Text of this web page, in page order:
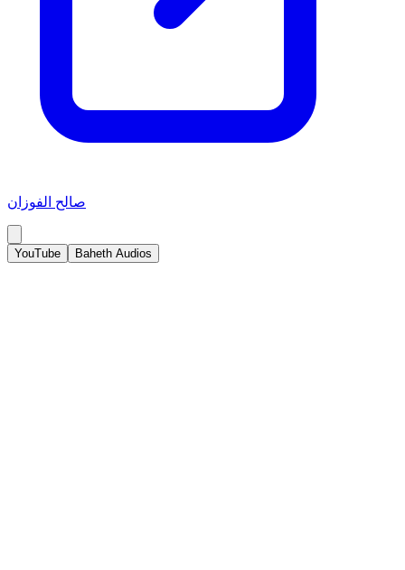
صالح الفوزان
YouTube Baheth Audios